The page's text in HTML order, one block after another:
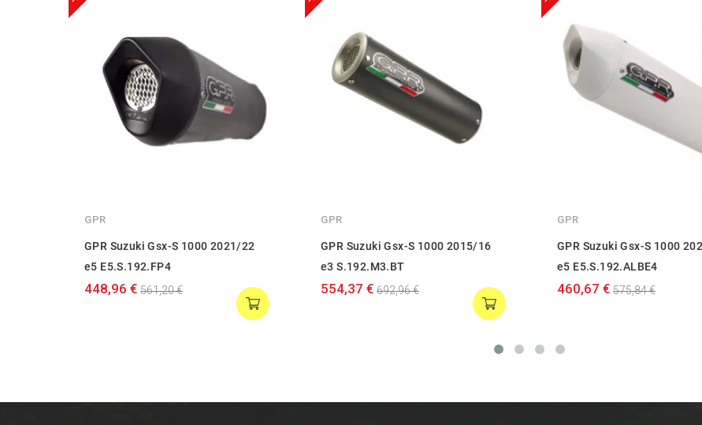
GPR
GPR Suzuki Gsx-S 1000 2021/22
e5 E5.S.192.FP4
448,96 € 561,20 €
GPR
GPR Suzuki Gsx-S 1000 2015/16
e3 S.192.M3.BT
554,37 € 692,96 €
GPR
GPR Suzuki Gsx-S 1000
e5 E5.S.192.ALBE4
460,67 € 575,84 €